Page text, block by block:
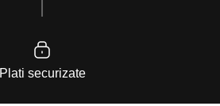
Plati securizate